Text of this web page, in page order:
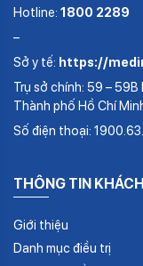
Hotline: 1800 2289
–
Sở y tế: https://
Trụ sở chính: 59 –
Thành phố Hồ Chí
Số điện thoại:
THÔNG TIN
Giới thiệu
Danh mục điều trị